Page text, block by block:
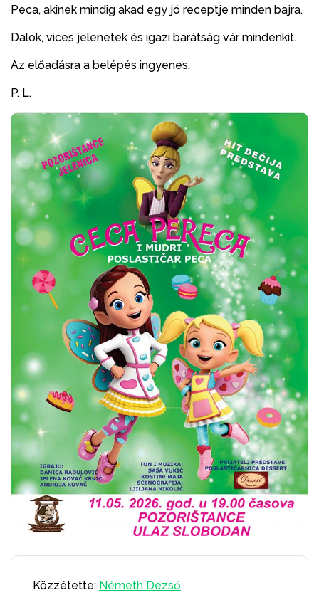
Peca, akinek mindig akad egy jó receptje minden bajra.
Dalok, vices jelenetek és igazi barátság vár mindenkit.
Az előadásra a belépés ingyenes.
P. L.
Közzétette: Németh Dezső